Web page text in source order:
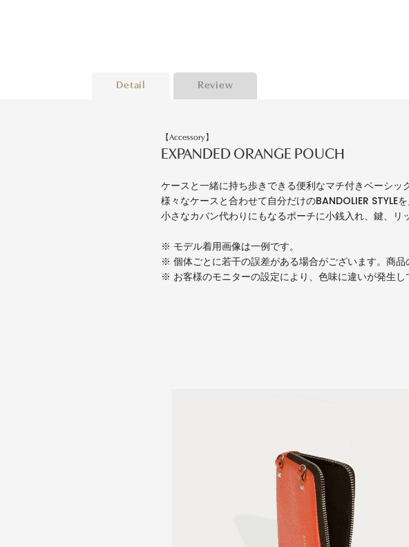
Detail Review
【Accessory】
EXPANDED ORANGE POUCH
ケースと一緒に持ち歩きできる便利なマチ付きベーシッ
様々なケースと合わせて自分だけのBANDOLIER STYLE
小さなカバン代わりにもなるポーチに小銭入れ、鍵、リ
※ モデル着用画像は一例です。
※ 個体ごとに若干の誤差がある場合がございます。商
※ お客様のモニターの設定により、色味に違いが発生